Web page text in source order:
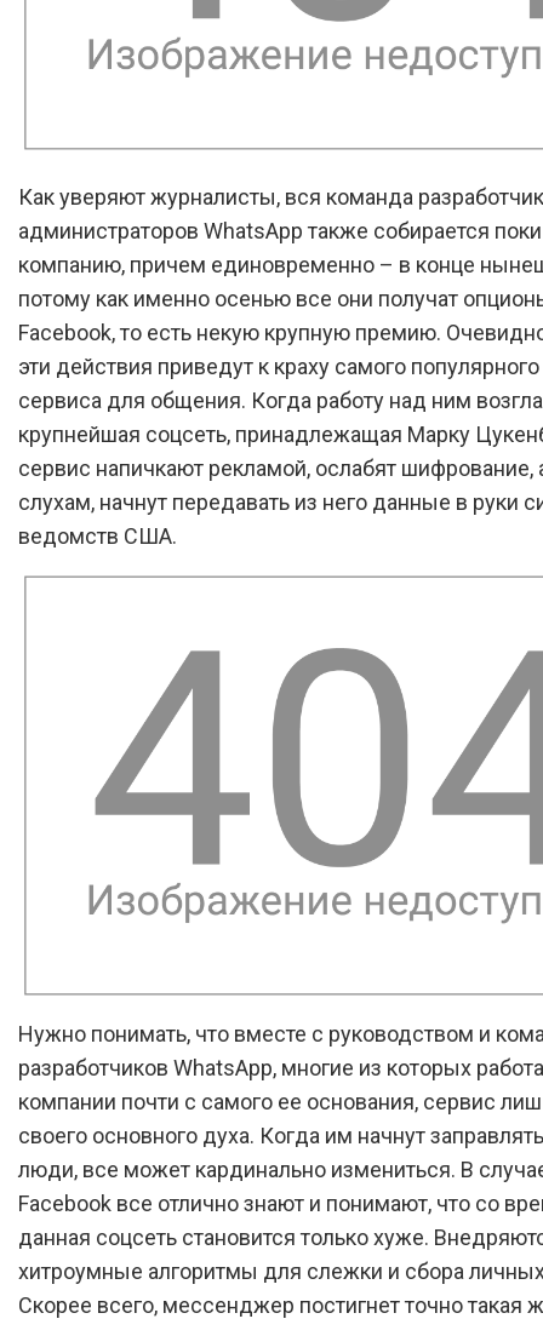
Как уверяют журналисты, вся команда
администраторов WhatsApp также собирается
компанию, причем единовременно – в конце
потому как именно осенью все они получат
Facebook, то есть некую крупную премию.
эти действия приведут к краху самого
сервиса для общения. Когда работу над ним
крупнейшая соцсеть, принадлежащая Марку
сервис напичкают рекламой, ослабят шифрование,
слухам, начнут передавать из него данные в руки
ведомств США.
Нужно понимать, что вместе с руководством и
разработчиков WhatsApp, многие из которых
компании почти с самого ее основания, сервис
своего основного духа. Когда им начнут
люди, все может кардинально измениться. В
Facebook все отлично знают и понимают, что со
данная соцсеть становится только хуже.
хитроумные алгоритмы для слежки и сбора
Скорее всего, мессенджер постигнет точно такая